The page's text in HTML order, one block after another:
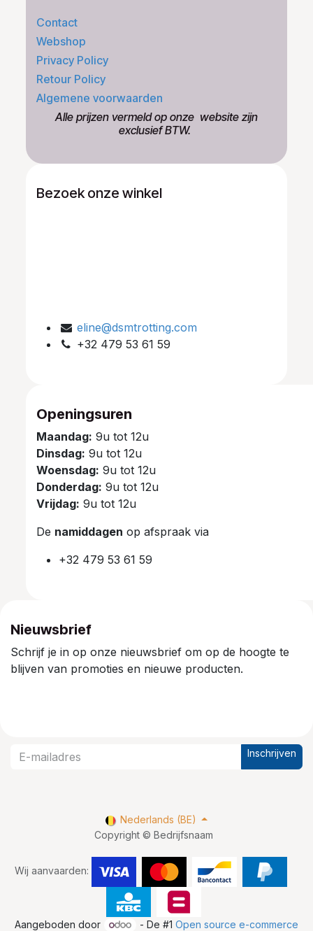
Contact
Webshop
Privacy Policy
Retour Policy
Algemene voorwaarden
​Alle prijzen vermeld op onze ​website zijn
exclusief BTW.
Bezoek onze winkel
eline@dsmtrotting.com
+32 479 53 61 59
Openingsuren
Maandag: 9u tot 12u
Dinsdag: 9u tot 12u
Woensdag: 9u tot 12u
Donderdag: 9u tot 12u
Vrijdag: 9u tot 12u
De namiddagen op afspraak via
+32 479 53 61 59
Nieuwsbrief
Schrijf je in op onze nieuwsbrief om op de hoogte te
blijven van promoties en nieuwe producten.
Inschrijven
Copyright © Bedrijfsnaam
Wij aanvaarden:
Nederlands (BE)
Aangeboden door - De #1Open source e-commerce